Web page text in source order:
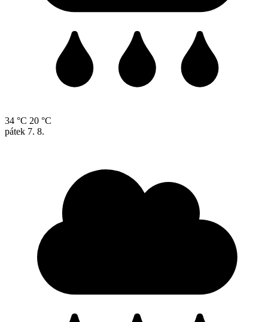
34 °C 20 °C
pátek 7. 8.